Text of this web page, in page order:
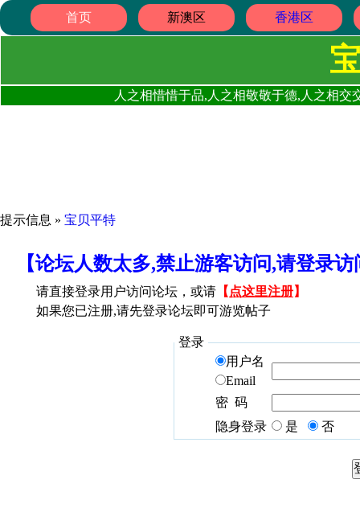
首页 新澳区 香港区
人之相惜惜于品,人之相敬敬于德,人之相
提示信息 » 宝贝平特
【论坛人数太多,禁止游客访问,请登录
请直接登录用户访问论坛，或请 【 点这里注册】
如果您已注册,请先登录论坛即可游览帖子
登录
用户名
Email
密 码
隐身登录
是 否